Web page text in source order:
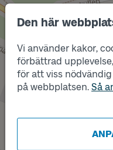
Den här
Vi använder kakor,
förbättrad
för att viss
på webbplatsen. Så
Läge